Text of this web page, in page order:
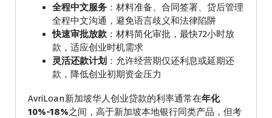
全程中文服务 ：材料准备、合同签署、贷后管理
全程中文沟通，避免语言歧义和法律陷阱
快速审批放款 ：材料简化审批，最快72小时放
款，适应创业时机需求
灵活还款计划 ：允许经营期仅还利息或延期还
款，降低创业初期资金压力
AvriLoan新加坡华人创业贷款的利率通常在年化
10%-18%之间，高于新加坡本地银行同类产品，但考